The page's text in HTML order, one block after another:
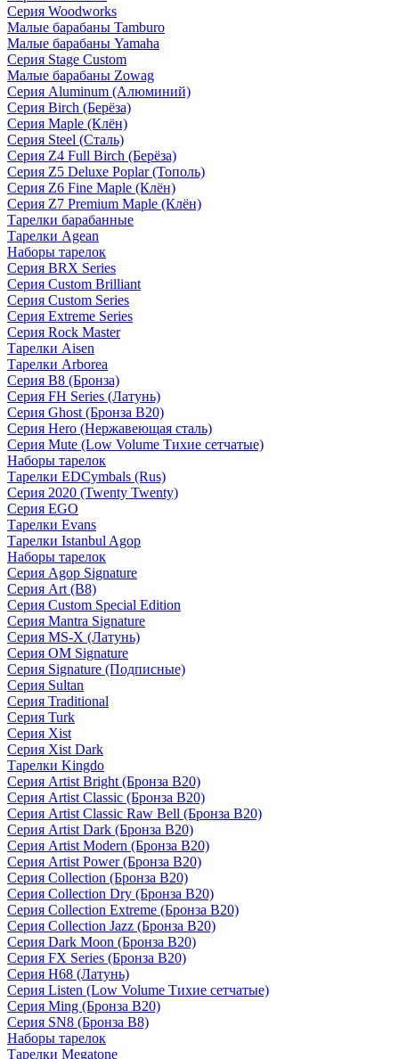
Серия Woodworks
Малые барабаны Tamburo
Малые барабаны Yamaha
Серия Stage Custom
Малые барабаны Zowag
Серия Aluminum (Алюминий)
Серия Birch (Берёза)
Серия Maple (Клён)
Серия Steel (Сталь)
Серия Z4 Full Birch (Берёза)
Серия Z5 Deluxe Poplar (Тополь)
Серия Z6 Fine Maple (Клён)
Серия Z7 Premium Maple (Клён)
Тарелки барабанные
Тарелки Agean
Наборы тарелок
Серия BRX Series
Серия Custom Brilliant
Серия Custom Series
Серия Extreme Series
Серия Rock Master
Тарелки Aisen
Тарелки Arborea
Серия B8 (Бронза)
Серия FH Series (Латунь)
Серия Ghost (Бронза B20)
Серия Hero (Нержавеющая сталь)
Серия Mute (Low Volume Тихие сетчатые)
Наборы тарелок
Тарелки EDCymbals (Rus)
Серия 2020 (Twenty Twenty)
Серия EGO
Тарелки Evans
Тарелки Istanbul Agop
Наборы тарелок
Серия Agop Signature
Серия Art (B8)
Серия Custom Special Edition
Серия Mantra Signature
Серия MS-X (Латунь)
Серия OM Signature
Серия Signature (Подписные)
Серия Sultan
Серия Traditional
Серия Turk
Серия Xist
Серия Xist Dark
Тарелки Kingdo
Серия Artist Bright (Бронза B20)
Серия Artist Classic (Бронза B20)
Серия Artist Classic Raw Bell (Бронза B20)
Серия Artist Dark (Бронза B20)
Серия Artist Modern (Бронза B20)
Серия Artist Power (Бронза B20)
Серия Collection (Бронза B20)
Серия Collection Dry (Бронза B20)
Серия Collection Extreme (Бронза B20)
Серия Collection Jazz (Бронза B20)
Серия Dark Moon (Бронза B20)
Серия FX Series (Бронза B20)
Серия H68 (Латунь)
Серия Listen (Low Volume Тихие сетчатые)
Серия Ming (Бронза B20)
Серия SN8 (Бронза B8)
Наборы тарелок
Тарелки Megatone